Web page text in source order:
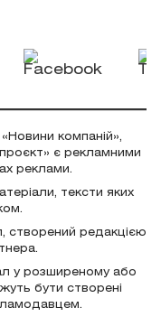
компаній»,
є рекламними
реклами.
тексти яких
створений редакцією
у розширеному або
бути створені